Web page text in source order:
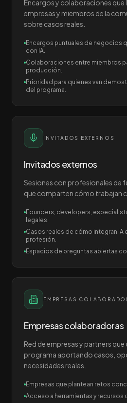
Encargos y colaboraciones que
empresas y miembros de la
sobre casos reales.
Encargos puntuales de negocios
con IA.
Colaboraciones entre miembros
producción.
Prioridad para quienes van
del programa.
INVITADOS EXTERNOS
Invitados externos
Sesiones con profesionales de
que comparten cómo trabajan
Founders, developers,
legales.
Casos reales de cómo integran IA
profesión.
Espacios de preguntas abiertas
EMPRESAS
Empresas colaboradoras
Red de empresas y partners
programa aportando casos,
necesidades reales.
Empresas que plantean retos
Acceso a herramientas y recursos